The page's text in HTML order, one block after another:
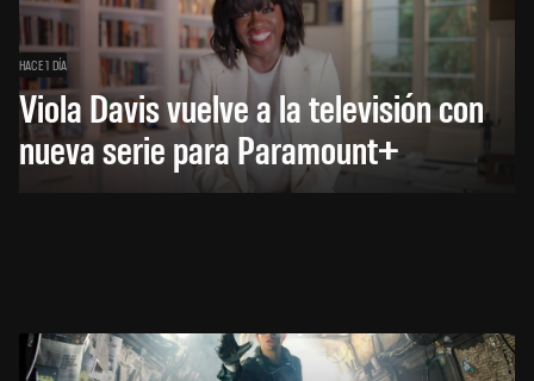
HACE 1 DÍA
Viola Davis vuelve a la televisión con
nueva serie para Paramount+